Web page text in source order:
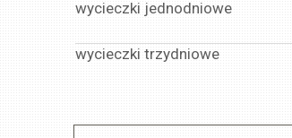
wycieczki jednodniowe
wycieczki trzydniowe